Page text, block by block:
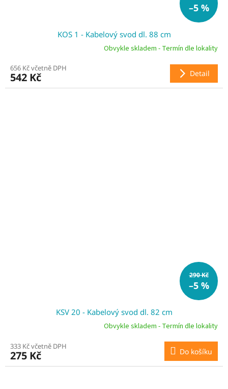
–5 %
KOS 1 - Kabelový svod dl. 88 cm
Obvykle skladem - Termín dle lokality
656 Kč včetně DPH
542 Kč Detail
290 Kč
–5 %
KSV 20 - Kabelový svod dl. 82 cm
Obvykle skladem - Termín dle lokality
333 Kč včetně DPH
275 Kč Do košíku